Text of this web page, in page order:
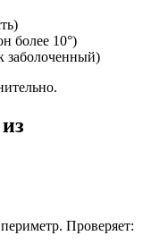
более 10°)
заболоченный)
Проверяет: